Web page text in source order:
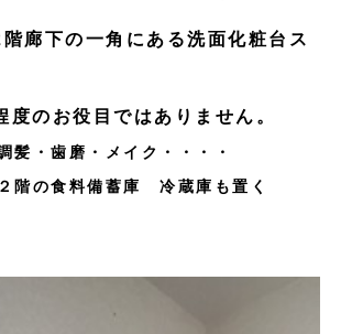
廊下の一角にある洗面化粧台ス
度のお役目ではありません。
髪・歯磨・メイク・・・・
階の食料備蓄庫 冷蔵庫も置く